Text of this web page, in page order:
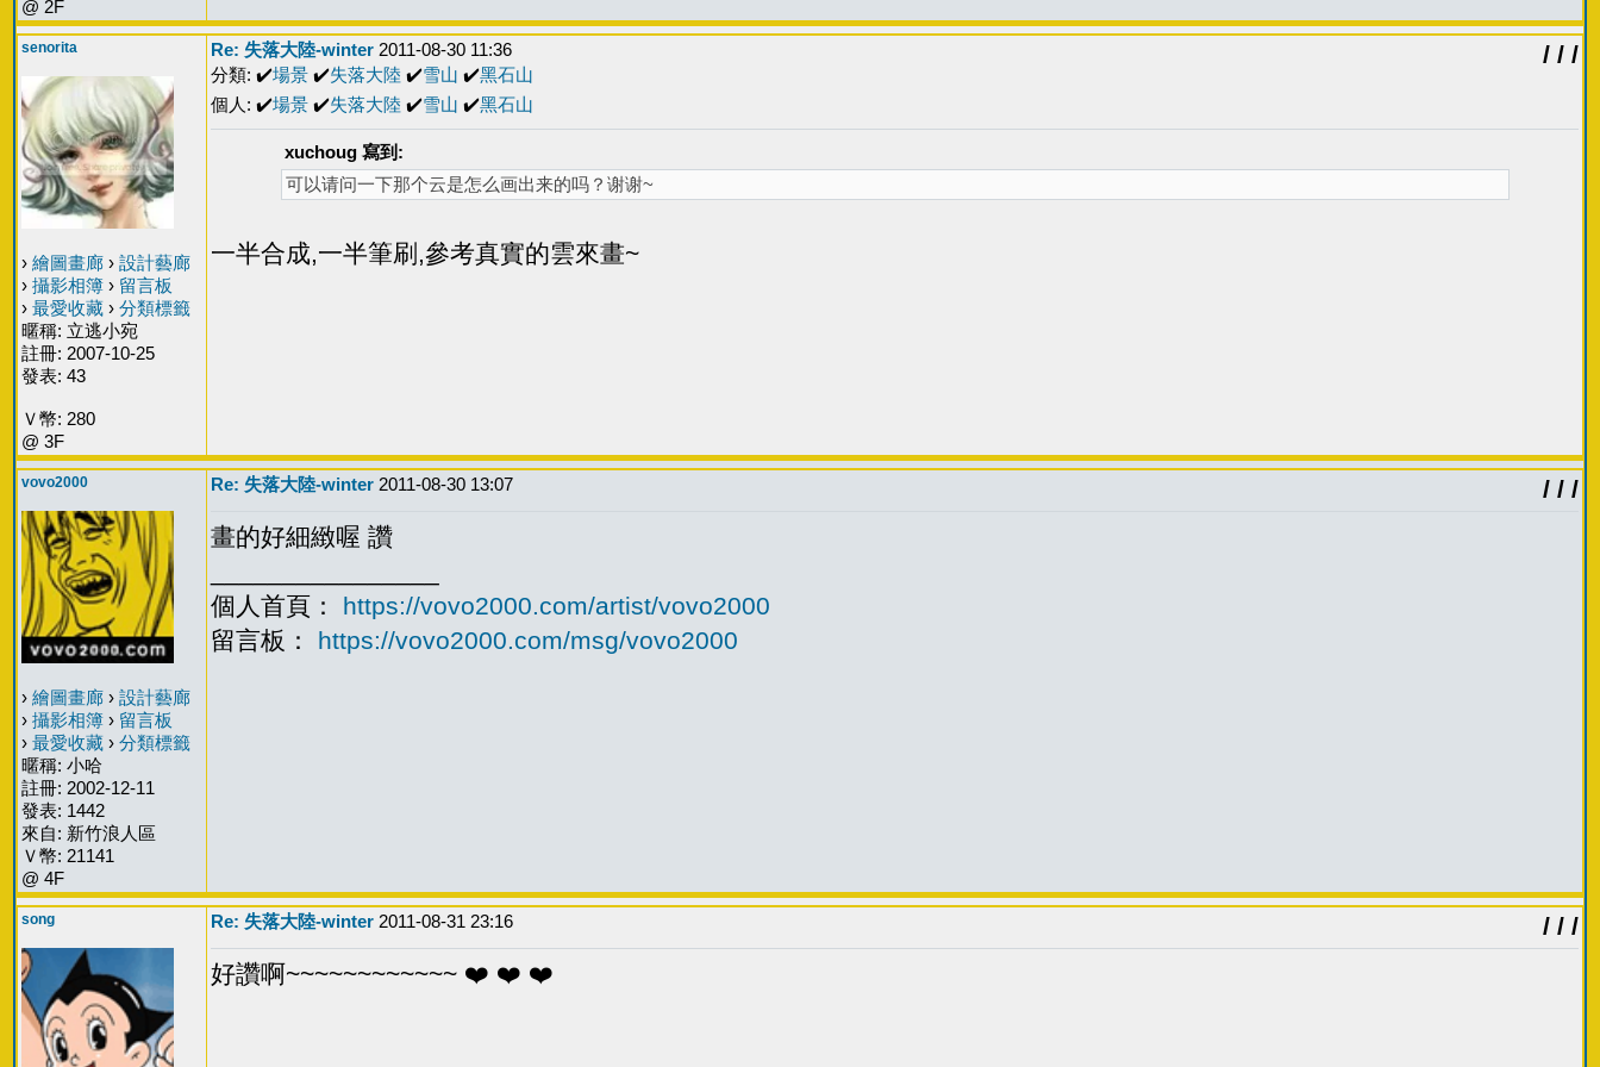
@ 2F
senorita
› 繪圖畫廊 › 設計藝廊
› 攝影相簿 › 留言板
› 最愛收藏 › 分類標籤
暱稱: 立逃小宛
註冊: 2007-10-25
發表: 43
Ｖ幣: 280
@ 3F
Re: 失落大陸-winter 2011-08-30 11:36
分類: ✔️場景 ✔️失落大陸 ✔️雪山 ✔️黑石山
個人: ✔️場景 ✔️失落大陸 ✔️雪山 ✔️黑石山
/ / /
xuchoug 寫到:
可以请问一下那个云是怎么画出来的吗？谢谢~
一半合成,一半筆刷,參考真實的雲來畫~
vovo2000
› 繪圖畫廊 › 設計藝廊
› 攝影相簿 › 留言板
› 最愛收藏 › 分類標籤
暱稱: 小哈
註冊: 2002-12-11
發表: 1442
來自: 新竹浪人區
Ｖ幣: 21141
@ 4F
Re: 失落大陸-winter 2011-08-30 13:07
/ / /
畫的好細緻喔 讚
個人首頁： https://vovo2000.com/artist/vovo2000
留言板： https://vovo2000.com/msg/vovo2000
song Re: 失落大陸-winter 2011-08-31 23:16
/ / /
好讚啊~~~~~~~~~~~~ ❤️ ❤️ ❤️